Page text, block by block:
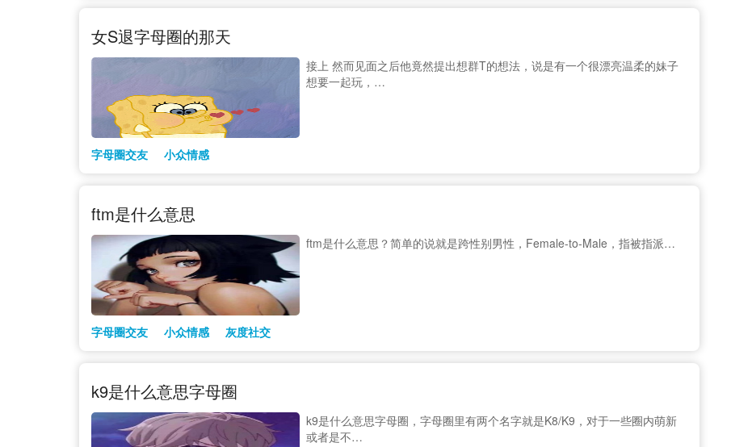
女S退字母圈的那天
接上 然而见面之后他竟然提出想群T的想法，说是有一个很漂亮温柔的妹子
想要一起玩，…
字母圈交友 小众情感
ftm是什么意思
ftm是什么意思？简单的说就是跨性别男性，Female-to-Male，指被指派…
字母圈交友 小众情感 灰度社交
k9是什么意思字母圈
k9是什么意思字母圈，字母圈里有两个名字就是K8/K9，对于一些圈内萌新
或者是不…